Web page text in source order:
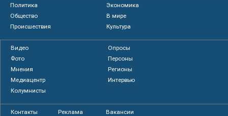
Политика
Экономика
Общество
В мире
Происшествия
Культура
Видео
Опросы
Фото
Персоны
Мнения
Регионы
Медиацентр
Интервью
Колумнисты
Контакты Реклама Вакансии